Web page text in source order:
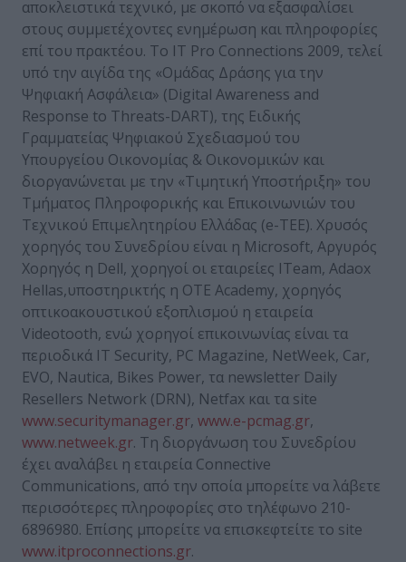
αποκλειστικά τεχνικό, με σκοπό να εξασφαλίσει
στους συμμετέχοντες ενημέρωση και πληροφορίες
επί του πρακτέου. Το IT Pro Connections 2009, τελεί
υπό την αιγίδα της «Ομάδας Δράσης για την
Ψηφιακή Ασφάλεια» (Digital Awareness and
Response to Threats-DART), της Ειδικής
Γραμματείας Ψηφιακού Σχεδιασμού του
Υπουργείου Οικονομίας & Οικονομικών και
διοργανώνεται με την «Τιμητική Υποστήριξη» του
Τμήματος Πληροφορικής και Επικοινωνιών του
Τεχνικού Επιμελητηρίου Ελλάδας (e-TEE). Χρυσός
χορηγός του Συνεδρίου είναι η Microsoft, Αργυρός
Χορηγός η Dell, χορηγοί οι εταιρείες ITeam, Adaox
Hellas,υποστηρικτής η OTE Academy, χορηγός
οπτικοακουστικού εξοπλισμού η εταιρεία
Videotooth, ενώ χορηγοί επικοινωνίας είναι τα
περιοδικά IT Security, PC Magazine, NetWeek, Car,
EVO, Nautica, Bikes Power, τα newsletter Daily
Resellers Network (DRN), Netfax και τα site
www.securitymanager.gr, www.e-pcmag.gr,
www.netweek.gr. Τη διοργάνωση του Συνεδρίου
έχει αναλάβει η εταιρεία Connective
Communications, από την οποία μπορείτε να λάβετε
περισσότερες πληροφορίες στο τηλέφωνο 210-
6896980. Επίσης μπορείτε να επισκεφτείτε το site
www.itproconnections.gr.